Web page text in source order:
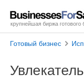
крупнейшая биржа готового
Готовый бизнес